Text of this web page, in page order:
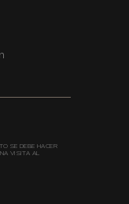
SE DEBE HACER
VISITA AL